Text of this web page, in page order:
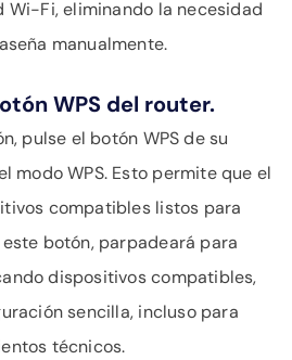
Wi-Fi, eliminando la necesidad
manualmente.
WPS del router.
pulse el botón WPS de su
modo WPS. Esto permite que el
compatibles listos para
botón, parpadeará para
dispositivos compatibles,
sencilla, incluso para
técnicos.